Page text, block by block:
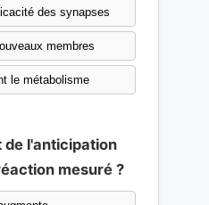
des synapses
membres
le métabolisme
de l'anticipation
mesuré ?